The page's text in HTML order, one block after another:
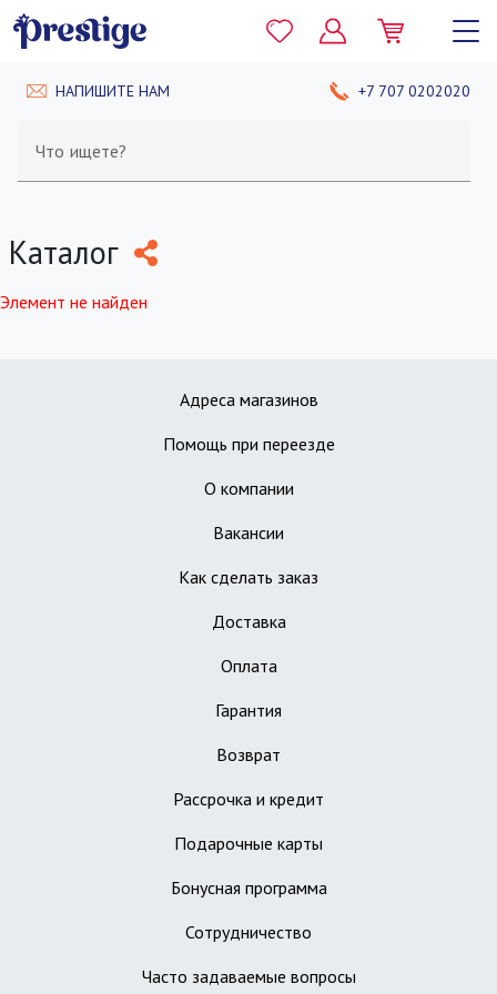
НАПИШИТЕ НАМ +7 707 0202020
Что ищете?
Каталог
Элемент не найден
Адреса магазинов
Помощь при переезде
О компании
Вакансии
Как сделать заказ
Доставка
Оплата
Гарантия
Возврат
Рассрочка и кредит
Подарочные карты
Бонусная программа
Сотрудничество
Часто задаваемые вопросы